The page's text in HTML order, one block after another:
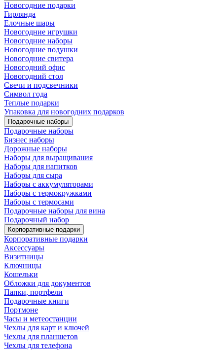
Новогодние подарки
Гирлянда
Елочные шары
Новогодние игрушки
Новогодние наборы
Новогодние подушки
Новогодние свитера
Новогодний офис
Новогодний стол
Свечи и подсвечники
Символ года
Теплые подарки
Упаковка для новогодних подарков
Подарочные наборы
Подарочные наборы
Бизнес наборы
Дорожные наборы
Наборы для выращивания
Наборы для напитков
Наборы для сыра
Наборы с аккумуляторами
Наборы с термокружками
Наборы с термосами
Подарочные наборы для вина
Подарочный набор
Корпоративные подарки
Корпоративные подарки
Аксессуары
Визитницы
Ключницы
Кошельки
Обложки для документов
Папки, портфели
Подарочные книги
Портмоне
Часы и метеостанции
Чехлы для карт и ключей
Чехлы для планшетов
Чехлы для телефона